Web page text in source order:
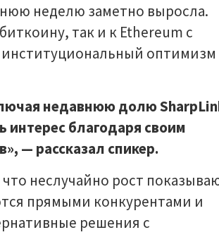
неделю заметно выросла.
так и к Ethereum с
оптимизм
недавнюю долю
интерес благодаря своим
— рассказал спикер.
неслучайно рост
прямыми конкурентами и
решения с